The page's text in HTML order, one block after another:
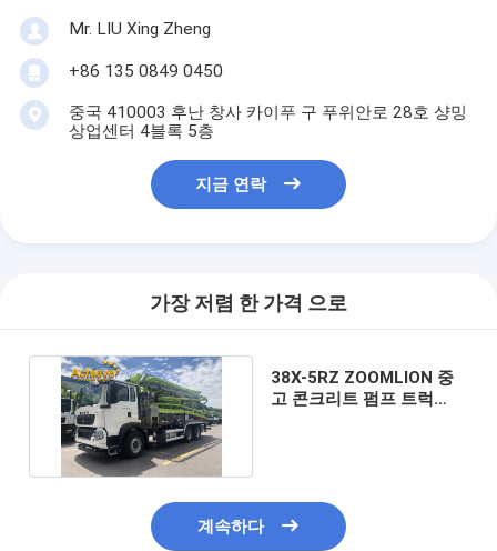
Mr. LIU Xing Zheng
+86 135 0849 0450
중국 410003 후난 창사 카이푸 구 푸위안로 28호 샹밍
상업센터 4블록 5층
지금 연락
가장 저렴 한 가격 으로
38X-5RZ ZOOMLION 중
고 콘크리트 펌프 트럭
계속하다